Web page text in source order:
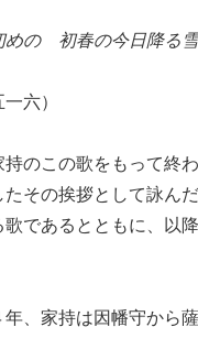
めの 初春の今日降る
六）
持のこの歌をもって終わ
たその挨拶として詠ん
であるとともに、以
年、家持は因幡守から